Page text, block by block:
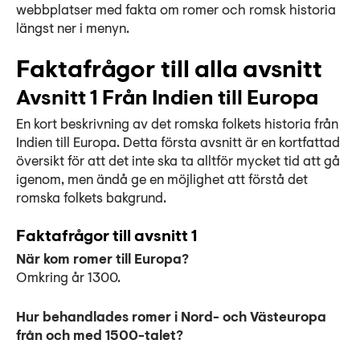
webbplatser med fakta om romer och romsk historia
längst ner i menyn.
Faktafrågor till alla avsnitt
Avsnitt 1 Från Indien till Europa
En kort beskrivning av det romska folkets historia från
Indien till Europa. Detta första avsnitt är en kortfattad
översikt för att det inte ska ta alltför mycket tid att gå
igenom, men ändå ge en möjlighet att förstå det
romska folkets bakgrund.
Faktafrågor till avsnitt 1
När kom romer till Europa?
Omkring år 1300.
Hur behandlades romer i Nord- och Västeuropa
från och med 1500-talet?